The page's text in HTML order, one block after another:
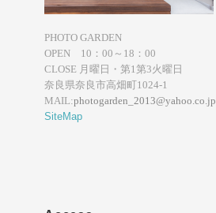
PHOTO GARDEN
OPEN 10：00～18：00
CLOSE 月曜日・第1第3火曜日
奈良県奈良市高畑町1024-1
MAIL:photogarden_2013@yahoo.co.jp
SiteMap